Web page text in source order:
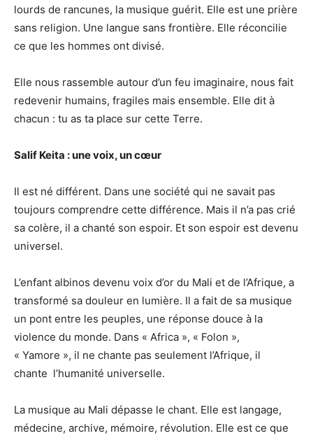
lourds de rancunes, la musique guérit. Elle est une prière
sans religion. Une langue sans frontière. Elle réconcilie
ce que les hommes ont divisé.
Elle nous rassemble autour d’un feu imaginaire, nous fait
redevenir humains, fragiles mais ensemble. Elle dit à
chacun : tu as ta place sur cette Terre.
Salif Keita : une voix, un cœur
Il est né différent. Dans une société qui ne savait pas
toujours comprendre cette différence. Mais il n’a pas crié
sa colère, il a chanté son espoir. Et son espoir est devenu
universel.
L’enfant albinos devenu voix d’or du Mali et de l’Afrique, a
transformé sa douleur en lumière. Il a fait de sa musique
un pont entre les peuples, une réponse douce à la
violence du monde. Dans « Africa », « Folon »,
« Yamore », il ne chante pas seulement l’Afrique, il
chante l’humanité universelle.
La musique au Mali dépasse le chant. Elle est langage,
médecine, archive, mémoire, révolution. Elle est ce que